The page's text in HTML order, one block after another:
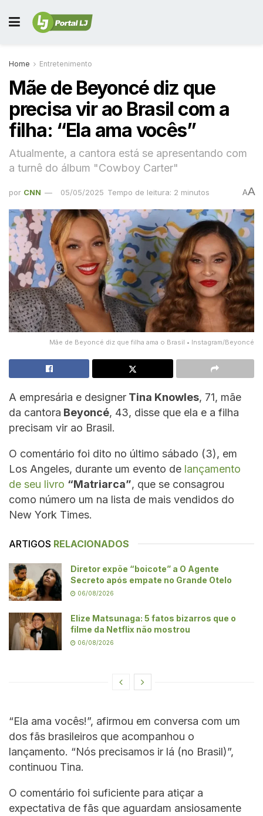
Home Entretenimento
Mãe de Beyoncé diz que
precisa vir ao Brasil com a
filha: “Ela ama vocês”
Atualmente, a cantora está se apresentando com
a turnê do álbum "Cowboy Carter"
por CNN 05/05/2025 Tempo de leitura: 2 minutos AA
Mãe de Beyoncé diz que filha ama o Brasil • Instagram/Beyoncé
A empresária e designer Tina Knowles, 71, mãe
da cantora Beyoncé, 43, disse que ela e a filha
precisam vir ao Brasil.
O comentário foi dito no último sábado (3), em
Los Angeles, durante um evento de lançamento
de seu livro “Matriarca”, que se consagrou
como número um na lista de mais vendidos do
New York Times.
ARTIGOS RELACIONADOS
Diretor expõe “boicote” a O Agente
Secreto após empate no Grande Otelo
06/08/2026
Elize Matsunaga: 5 fatos bizarros que o
filme da Netflix não mostrou
06/08/2026
“Ela ama vocês!”, afirmou em conversa com um
dos fãs brasileiros que acompanhou o
lançamento. “Nós precisamos ir lá (no Brasil)”,
continuou Tina.
O comentário foi suficiente para atiçar a
expectativa de fãs que aguardam ansiosamente